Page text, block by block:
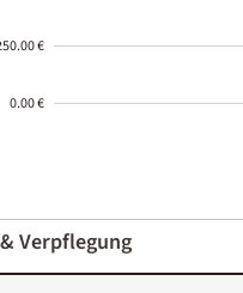
€
0.00 €
01-02
Verpflegung